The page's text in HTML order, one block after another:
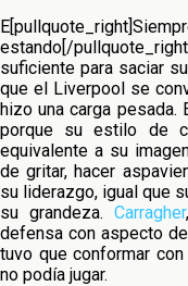
estando[/
suficiente para saciar
que el Liverpool se
hizo una carga pesada.
porque su estilo de
equivalente a su
de gritar, hacer
su liderazgo, igual que
su grandeza. Carragher
defensa con aspecto
tuvo que conformar
no podía jugar.